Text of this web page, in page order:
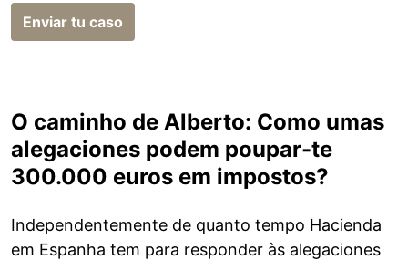
Enviar tu caso
O caminho de Alberto: Como umas
alegaciones podem poupar-te
300.000 euros em impostos?
Independentemente de quanto tempo Hacienda
em Espanha tem para responder às alegaciones